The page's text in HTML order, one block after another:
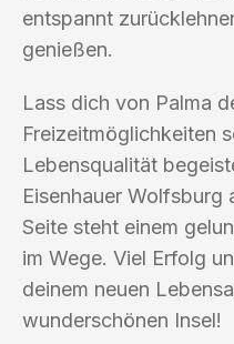
entspannt
genießen.
Lass dich von Palma
Freizeitmöglichkeiten
Lebensqualität
Eisenhauer Wolfsburg
Seite steht einem
im Wege. Viel Erfolg
deinem neuen
wunderschönen Insel!